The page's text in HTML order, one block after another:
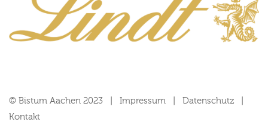
© Bistum Aachen 2023 Impressum
Datenschutz
Kontakt